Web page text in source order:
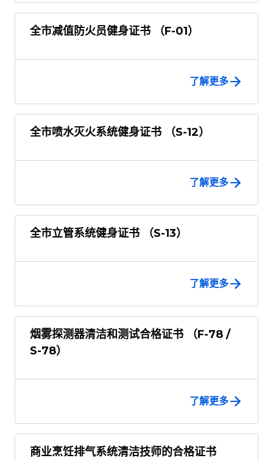
全市减值防火员健身证书 （F-01）
了解更多
全市喷水灭火系统健身证书 （S-12）
了解更多
全市立管系统健身证书 （S-13）
了解更多
烟雾探测器清洁和测试合格证书 （F-78 /
S-78）
了解更多
商业烹饪排气系统清洁技师的合格证书